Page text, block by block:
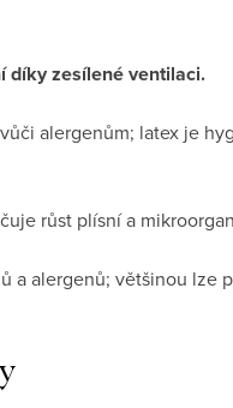
díky zesílené ventilaci.
alergenům; latex je
růst plísní a
a alergenů; většinou lze